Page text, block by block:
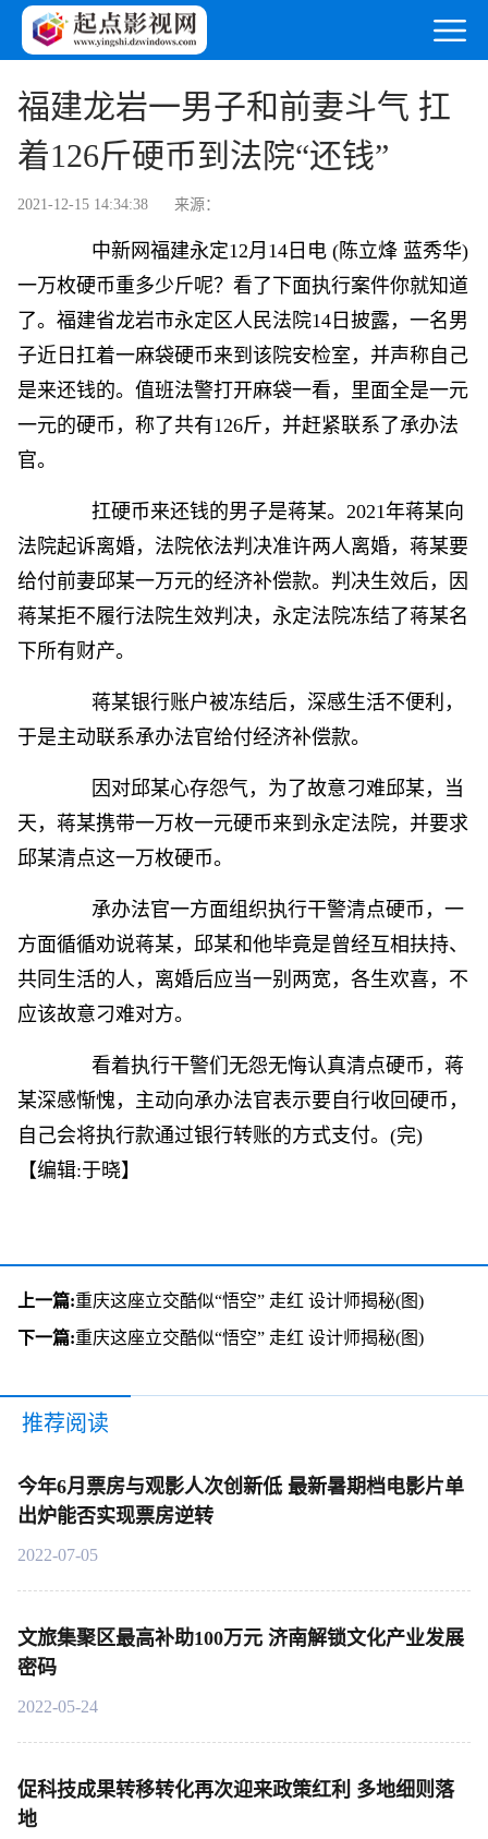
福建龙岩一男子和前妻斗气 扛
着126斤硬币到法院“还钱”
2021-12-15 14:34:38 来源：
中新网福建永定12月14日电 (陈立烽 蓝秀华)
一万枚硬币重多少斤呢？看了下面执行案件你就知道
了。福建省龙岩市永定区人民法院14日披露，一名男
子近日扛着一麻袋硬币来到该院安检室，并声称自己
是来还钱的。值班法警打开麻袋一看，里面全是一元
一元的硬币，称了共有126斤，并赶紧联系了承办法
官。
扛硬币来还钱的男子是蒋某。2021年蒋某向
法院起诉离婚，法院依法判决准许两人离婚，蒋某要
给付前妻邱某一万元的经济补偿款。判决生效后，因
蒋某拒不履行法院生效判决，永定法院冻结了蒋某名
下所有财产。
蒋某银行账户被冻结后，深感生活不便利，
于是主动联系承办法官给付经济补偿款。
因对邱某心存怨气，为了故意刁难邱某，当
天，蒋某携带一万枚一元硬币来到永定法院，并要求
邱某清点这一万枚硬币。
承办法官一方面组织执行干警清点硬币，一
方面循循劝说蒋某，邱某和他毕竟是曾经互相扶持、
共同生活的人，离婚后应当一别两宽，各生欢喜，不
应该故意刁难对方。
看着执行干警们无怨无悔认真清点硬币，蒋
某深感惭愧，主动向承办法官表示要自行收回硬币，
自己会将执行款通过银行转账的方式支付。(完)
【编辑:于晓】
上一篇:重庆这座立交酷似“悟空” 走红 设计师揭秘(图)
下一篇:重庆这座立交酷似“悟空” 走红 设计师揭秘(图)
推荐阅读
今年6月票房与观影人次创新低 最新暑期档电影片单
出炉能否实现票房逆转
2022-07-05
文旅集聚区最高补助100万元 济南解锁文化产业发展
密码
2022-05-24
促科技成果转移转化再次迎来政策红利 多地细则落
地